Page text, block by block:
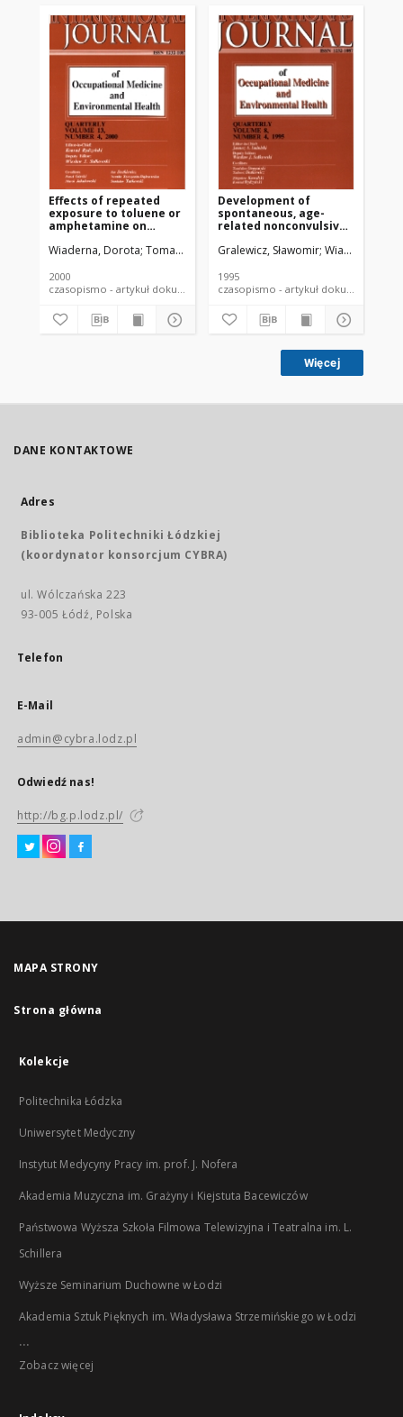
Effects of repeated
exposure to toluene or
amphetamine on
rats
Wiaderna, Dorota Tomas, Tadeusz
2000
czasopismo - artykuł dokument piśmienniczy
Development of
spontaneous, age-
related nonconvulsive
activity and radial-
exposure to m-Xylene
in rats
Gralewicz, Sławomir Wiaderna,
1995
czasopismo - artykuł
Więcej
DANE KONTAKTOWE
Adres
Biblioteka Politechniki Łódzkiej
(koordynator konsorcjum CYBRA)
ul. Wólczańska 223
93-005 Łódź, Polska
Telefon
E-Mail
admin@cybra.lodz.pl
Odwiedź nas!
http://bg.p.lodz.pl/
MAPA STRONY
Strona główna
Kolekcje
Politechnika Łódzka
Uniwersytet Medyczny
Instytut Medycyny Pracy im. prof. J. Nofera
Akademia Muzyczna im. Grażyny i Kiejstuta Bacewiczów
Państwowa Wyższa Szkoła Filmowa Telewizyjna i Teatralna im. L.
Schillera
Wyższe Seminarium Duchowne w Łodzi
Akademia Sztuk Pięknych im. Władysława Strzemińskiego w Łodzi
...
Zobacz więcej